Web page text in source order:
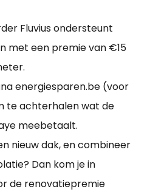
Fluvius ondersteunt
met een premie van €15
energiesparen.be (voor
te achterhalen wat de
meebetaalt.
nieuw dak, en combineer
Dan kom je in
de renovatiepremie